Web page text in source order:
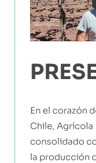
EBOOKS Y RECURSOS
En el corazón
Chile, Agrícola
consolidado
la producción